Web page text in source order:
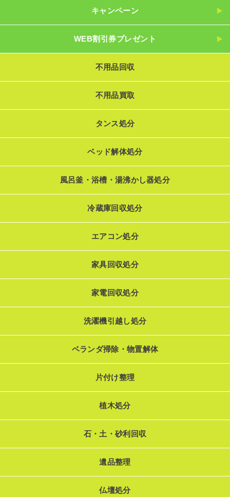
キャンペーン
WEB割引券プレゼント
不用品回収
不用品買取
タンス処分
ベッド解体処分
風呂釜・浴槽・湯沸かし器処分
冷蔵庫回収処分
エアコン処分
家具回収処分
家電回収処分
洗濯機引越し処分
ベランダ掃除・物置解体
片付け整理
植木処分
石・土・砂利回収
遺品整理
仏壇処分